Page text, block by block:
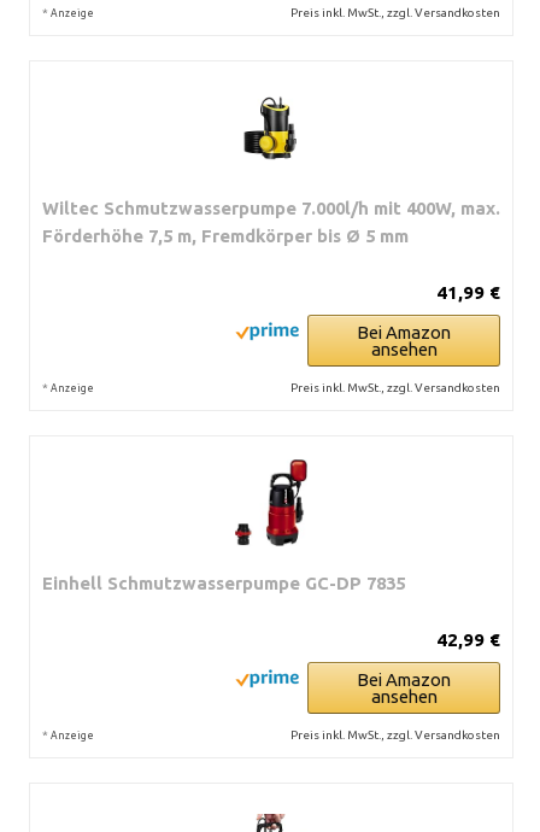
* Anzeige Preis inkl. MwSt., zzgl. Versandkosten
Wiltec Schmutzwasserpumpe 7.000l/h mit 400W, max.
Förderhöhe 7,5 m, Fremdkörper bis Ø 5 mm
41,99 €
Bei Amazon
ansehen
* Anzeige Preis inkl. MwSt., zzgl. Versandkosten
Einhell Schmutzwasserpumpe GC-DP 7835
42,99 €
Bei Amazon
ansehen
* Anzeige Preis inkl. MwSt., zzgl. Versandkosten